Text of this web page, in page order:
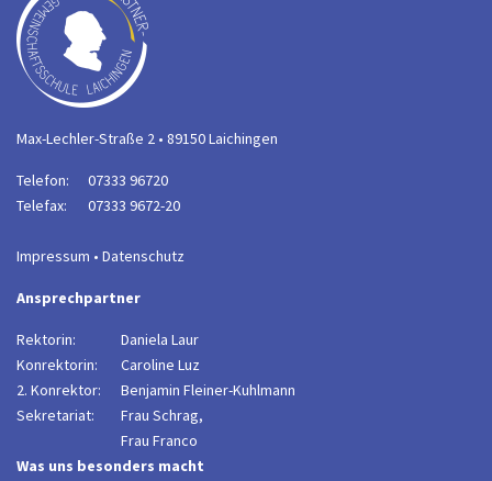
Max-Lechler-Straße 2 • 89150 Laichingen
Telefon:
07333 96720
Telefax:
07333 9672-20
Impressum • Datenschutz
Ansprechpartner
Rektorin:
Daniela Laur
Konrektorin:
Caroline Luz
2. Konrektor:
Benjamin Fleiner-Kuhlmann
Sekretariat:
Frau Schrag,
Frau Franco
Was uns besonders macht